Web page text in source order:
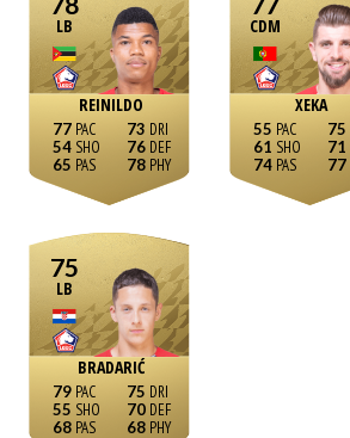
LB
REINILDO
77
54
65
73
76
78
CDM
XEKA
55
61
74
75
71
77
75
LB
BRADARIĆ
79
55
68
75
70
68